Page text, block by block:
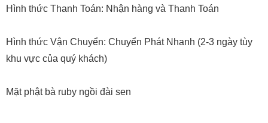
Hình thức Thanh Toán: Nhận hàng và Thanh Toán
Hình thức Vận Chuyển: Chuyển Phát Nhanh (2-3 ngày tùy
khu vực của quý khách)
Mặt phật bà ruby ngồi đài sen